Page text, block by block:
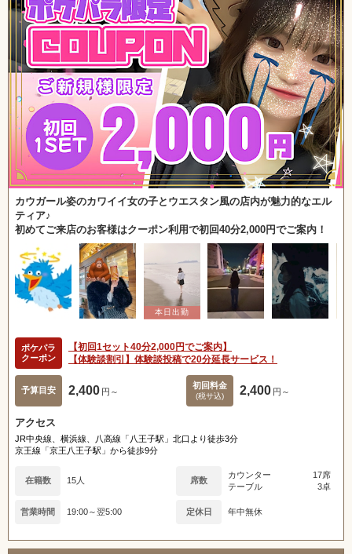
カウガール姿のカワイイ女の子とウエスタン風の店内が魅力的なエル
ティア♪
初めてご来店のお客様はクーポン利用で初回40分2,000円でご案内！
ポケパラ
クーポン
【初回1セット40分2,000円でご案内】
【体験談割引】体験談投稿で20分延長サービス！
予算目安 2,400 円～
初回料金
(税サ込) 2,400 円～
アクセス
JR中央線、横浜線、八高線「八王子駅」北口より徒歩3分
京王線「京王八王子駅」から徒歩9分
在籍数 15人 席数
カウンター
17席
テーブル
3卓
営業時間 19:00～翌5:00 定休日 年中無休